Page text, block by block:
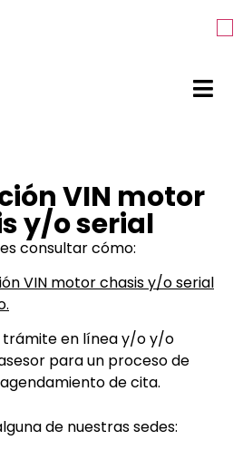
VIN motor
y/o serial
consultar cómo:
VIN motor chasis y/o serial
trámite en línea y/oy/o
para un proceso de
de cita.
de nuestras sedes: